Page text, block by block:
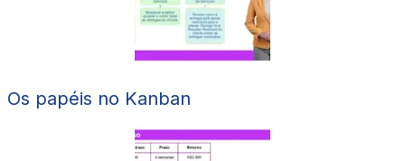
Os papéis no Kanban